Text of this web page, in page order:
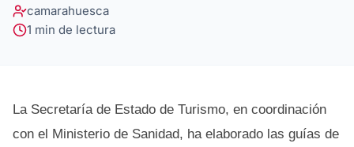
camarahuesca
1 min de lectura
La Secretaría de Estado de Turismo, en coordinación
con el Ministerio de Sanidad, ha elaborado las guías de